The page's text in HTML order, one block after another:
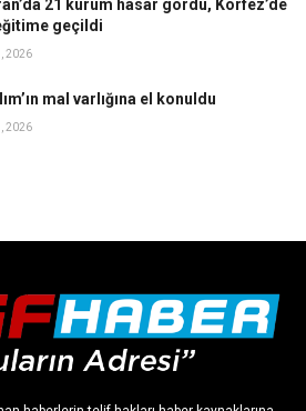
21 kurum hasar gördü, Körfez’de
geçildi
2026
mal varlığına el konuldu
2026